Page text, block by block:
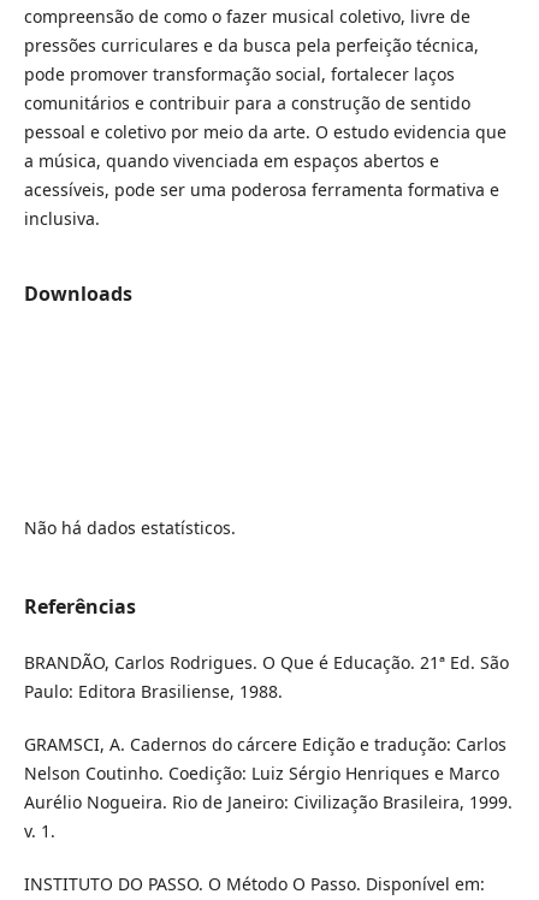
compreensão de como o fazer musical coletivo, livre de
pressões curriculares e da busca pela perfeição técnica,
pode promover transformação social, fortalecer laços
comunitários e contribuir para a construção de sentido
pessoal e coletivo por meio da arte. O estudo evidencia que
a música, quando vivenciada em espaços abertos e
acessíveis, pode ser uma poderosa ferramenta formativa e
inclusiva.
Downloads
Não há dados estatísticos.
Referências
BRANDÃO, Carlos Rodrigues. O Que é Educação. 21ª Ed. São
Paulo: Editora Brasiliense, 1988.
GRAMSCI, A. Cadernos do cárcere Edição e tradução: Carlos
Nelson Coutinho. Coedição: Luiz Sérgio Henriques e Marco
Aurélio Nogueira. Rio de Janeiro: Civilização Brasileira, 1999.
v. 1.
INSTITUTO DO PASSO. O Método O Passo. Disponível em: